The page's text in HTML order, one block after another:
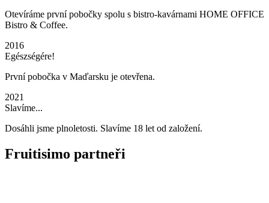
Otevíráme první pobočky spolu s bistro-kavárnami HOME OFFICE
Bistro & Coffee.
2016
Egészségére!
První pobočka v Maďarsku je otevřena.
2021
Slavíme...
Dosáhli jsme plnoletosti. Slavíme 18 let od založení.
Fruitisimo partneři